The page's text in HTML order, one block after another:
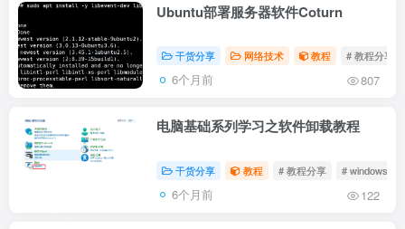
Ubuntu部署服务器软件Coturn
干货分享 网络技术 教程 # 教程分享
6个月前 807
电脑基础系列学习之软件卸载教程
干货分享 教程 # 教程分享 # windows
6个月前 122